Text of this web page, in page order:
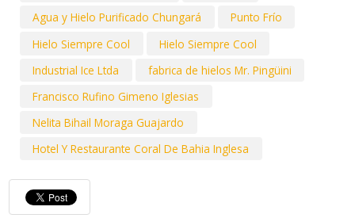
Agua y Hielo Purificado Chungará
Punto Frío
Hielo Siempre Cool
Hielo Siempre Cool
Industrial Ice Ltda
fabrica de hielos Mr. Pingüini
Francisco Rufino Gimeno Iglesias
Nelita Bihail Moraga Guajardo
Hotel Y Restaurante Coral De Bahia Inglesa